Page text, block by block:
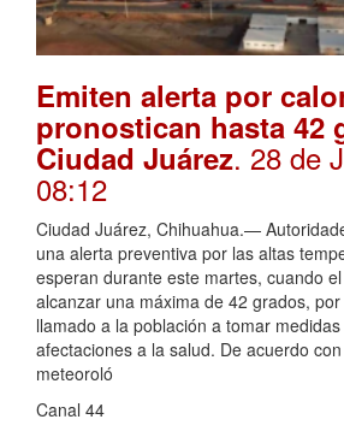
Emiten alerta por
pronostican hasta 42
Ciudad Juárez. 28 de
08:12
Ciudad Juárez, Chihuahua.—
una alerta preventiva por las altas
esperan durante este martes, cuando
alcanzar una máxima de 42 grados,
llamado a la población a tomar
afectaciones a la salud. De acuerdo
meteoroló
Canal 44